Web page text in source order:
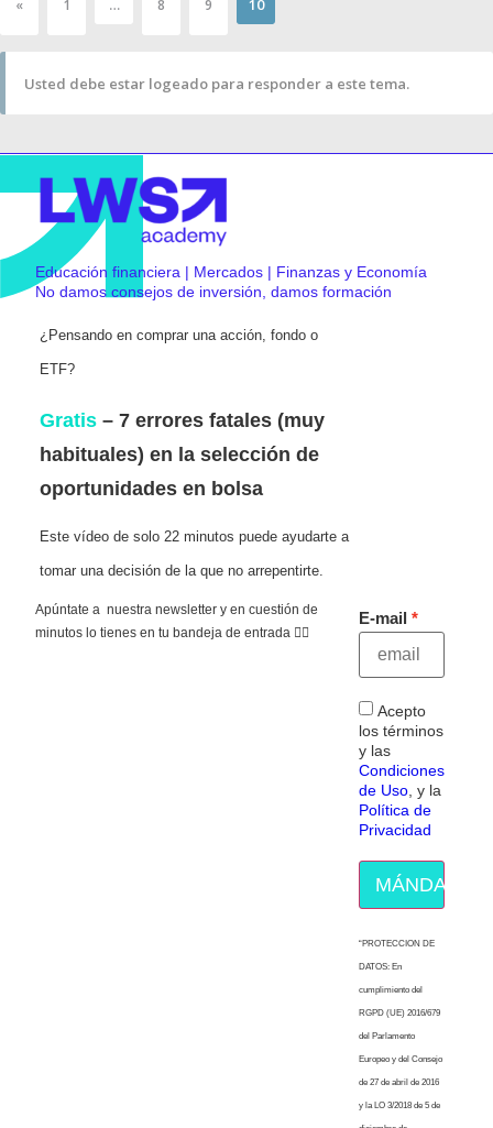
« 1 … 8 9 10
Usted debe estar logeado para responder a este tema.
Educación financiera | Mercados | Finanzas y Economía
No damos consejos de inversión, damos formación
¿Pensando en comprar una acción, fondo o
ETF?
Gratis – 7 errores fatales (muy
habituales) en la selección de
oportunidades en bolsa
Este vídeo de solo 22 minutos puede ayudarte a
tomar una decisión de la que no arrepentirte.
Apúntate a nuestra newsletter y en cuestión de
minutos lo tienes en tu bandeja de entrada 👇🏻
E-mail
Acepto
los términos
y las
Condiciones
de Uso , y la
Política de
Privacidad
MÁNDAME
“PROTECCION DE
DATOS: En
cumplimiento del
RGPD (UE) 2016/679
del Parlamento
Europeo y del Consejo
de 27 de abril de 2016
y la LO 3/2018 de 5 de